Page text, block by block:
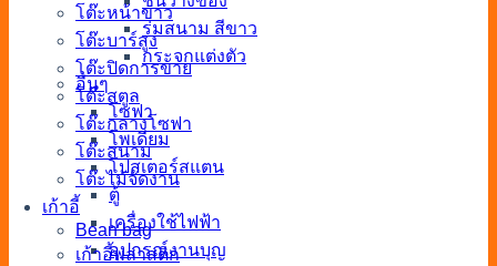
ร่มสนาม สีขาว
กระจกแต่งตัว
อื่นๆ
โซฟา
โพเดียม
โปสเตอร์สแตน
ตู้
เครื่องใช้ไฟฟ้า
อุปกรณ์งานบุญ
โต๊ะหน้าขาว
โต๊ะบาร์สูง
โต๊ะปิดการขาย
โต๊ะสตูล
โต๊ะกลางโซฟา
โต๊ะสนาม
โต๊ะไม้จัดงาน
เก้าอี้
Bean bag
เก้าอี้พลาสติก